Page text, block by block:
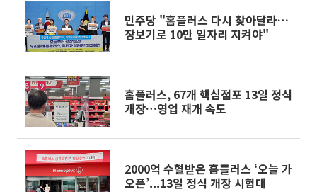
민주당 "홈플러스 다시 찾아달라…
장보기로 10만 일자리 지켜야"
홈플러스, 67개 핵심점포 13일 정식
개장…영업 재개 속도
2000억 수혈받은 홈플러스 ‘오늘 가
오픈’...13일 정식 개장 시험대